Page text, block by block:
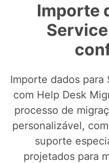
Importe
Importe dados
com Help Desk
processo de
personalizável,
suporte
projetados para